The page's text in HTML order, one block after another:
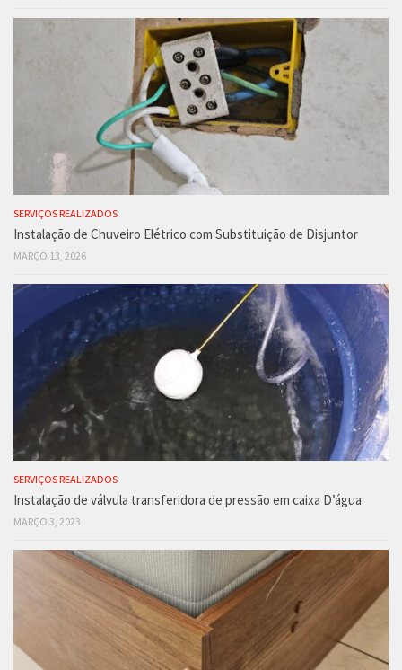
SERVIÇOS REALIZADOS
Instalação de Chuveiro Elétrico com Substituição de Disjuntor
MARÇO 13, 2026
SERVIÇOS REALIZADOS
Instalação de válvula transferidora de pressão em caixa D’água.
MARÇO 3, 2023